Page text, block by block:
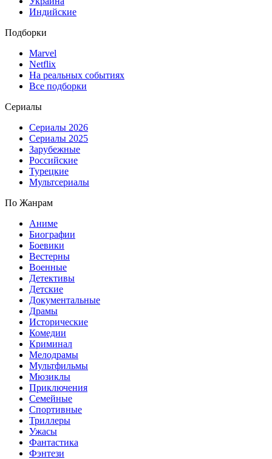
Индийские
Подборки
Marvel
Netflix
На реальных событиях
Все подборки
Сериалы
Сериалы 2026
Сериалы 2025
Зарубежные
Российские
Турецкие
Мультсериалы
По Жанрам
Аниме
Биографии
Боевики
Вестерны
Военные
Детективы
Детские
Документальные
Драмы
Исторические
Комедии
Криминал
Мелодрамы
Мультфильмы
Мюзиклы
Приключения
Семейные
Спортивные
Триллеры
Ужасы
Фантастика
Фэнтези